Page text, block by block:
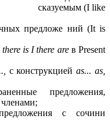
(I like
предложе ний (It is
there is I there are в Present
с конструкциейas... as,
предложения,
с сочини